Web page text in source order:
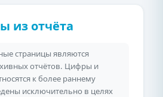
из отчёта
страницы являются
отчётов. Цифры и
к более раннему
исключительно в целях